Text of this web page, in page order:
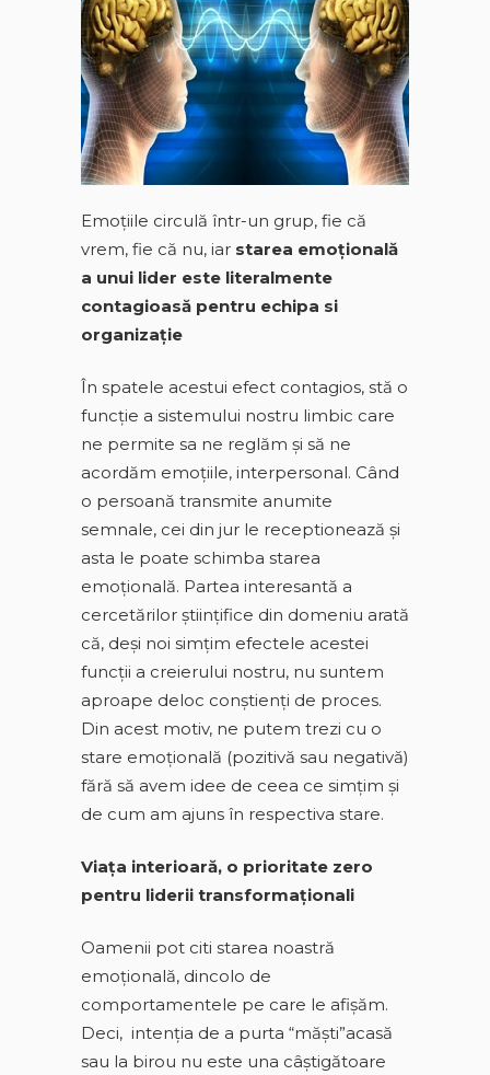
Emoţiile circulă într-un grup, fie că
vrem, fie că nu, iar starea emoțională
a unui lider este literalmente
contagioasă pentru echipa si
organizație
În spatele acestui efect contagios, stă o
funcție a sistemului nostru limbic care
ne permite sa ne reglăm și să ne
acordăm emoţiile, interpersonal. Când
o persoană transmite anumite
semnale, cei din jur le receptionează și
asta le poate schimba starea
emoțională. Partea interesantă a
cercetărilor ştiinţifice din domeniu arată
că, deși noi simțim efectele acestei
funcții a creierului nostru, nu suntem
aproape deloc conștienți de proces.
Din acest motiv, ne putem trezi cu o
stare emoţională (pozitivă sau negativă)
fără să avem idee de ceea ce simţim şi
de cum am ajuns în respectiva stare.
Viaţa interioară, o prioritate zero
pentru liderii transformaţionali
Oamenii pot citi starea noastră
emoțională, dincolo de
comportamentele pe care le afișăm.
Deci, intenţia de a purta “măşti”acasă
sau la birou nu este una câştigătoare